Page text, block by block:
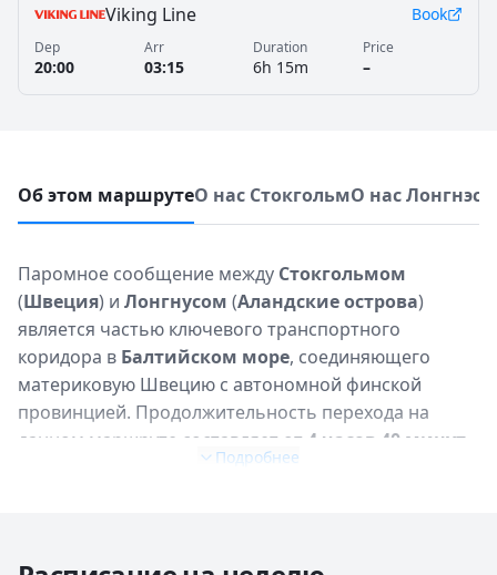
Viking Line Book
Dep
20:00
Arr
03:15
Duration
6h 15m
Price
–
Об этом маршрутеО нас СтокгольмО нас Лонгнэс
Паромное сообщение между Стокгольмом
(Швеция) и Лонгнусом (Аландские острова)
является частью ключевого транспортного
коридора в Балтийском море, соединяющего
материковую Швецию с автономной финской
провинцией. Продолжительность перехода на
данном маршруте составляет от 4 часов 40 минут
, в зависимости от
Подробнее